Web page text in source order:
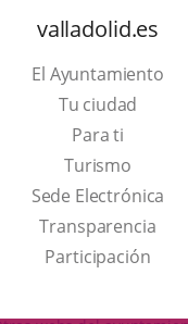
valladolid.es
El Ayuntamiento
Tu ciudad
Para ti
TurismoThis
link
will
open
a
Sede Electrónica
Transparencia
Participación